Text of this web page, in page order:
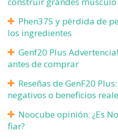
Phen375 y pérdida de
los ingredientes
Genf20 Plus
antes de comprar
Reseñas de GenF20
negativos o beneficios
Noocube opinión: ¿Es
fiar?